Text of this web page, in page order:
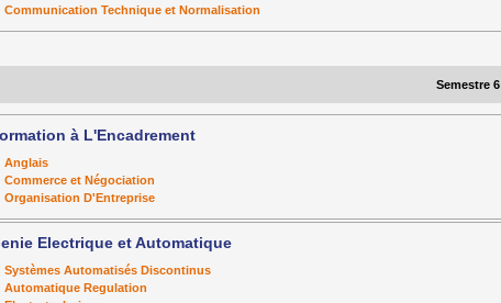
Communication Technique et Normalisation
Semestre 6
à L'Encadrement
Anglais
Commerce et Négociation
Organisation D'Entreprise
Electrique et Automatique
Systèmes Automatisés Discontinus
Automatique Regulation